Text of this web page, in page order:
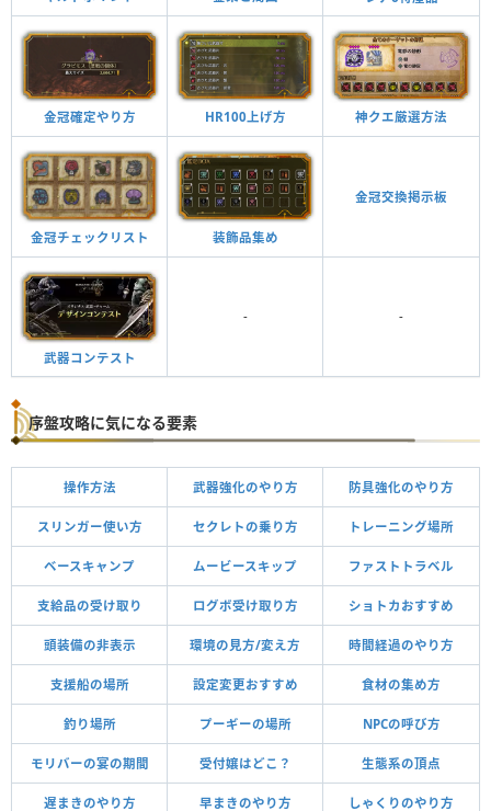
金冠確定やり方 HR100上げ方 神クエ厳選方法
金冠チェックリスト 装飾品集め
金冠交換掲示板
武器コンテスト
- -
序盤攻略に気になる要素
操作方法 武器強化のやり方 防具強化のやり方
スリンガー使い方 セクレトの乗り方 トレーニング場所
ベースキャンプ ムービースキップ ファストトラベル
支給品の受け取り ログボ受け取り方 ショトカおすすめ
頭装備の非表示 環境の見方/変え方 時間経過のやり方
支援船の場所 設定変更おすすめ 食材の集め方
釣り場所 プーギーの場所 NPCの呼び方
モリバーの宴の期間 受付嬢はどこ？ 生態系の頂点
遅まきのやり方 早まきのやり方 しゃくりのやり方